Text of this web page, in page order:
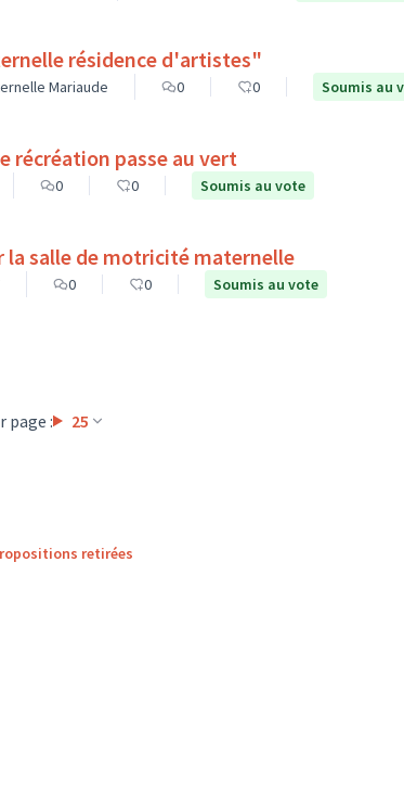
résidence d'artistes"
Mariaude 0 0 Soumis au
récréation passe au vert
0 0 Soumis au vote
la salle de motricité maternelle
0 0 Soumis au vote
page : 25
retirées